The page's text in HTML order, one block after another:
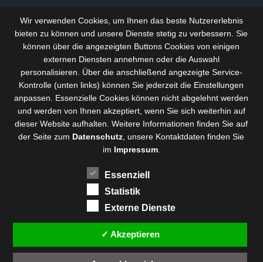
Wir verwenden Cookies, um Ihnen das beste Nutzererlebnis
bieten zu können und unsere Dienste stetig zu verbessern . Sie
können über die angezeigten Buttons Cookies von einigen
externen Diensten annehmen oder die Auswahl
personalisieren. Über die anschließend angezeigte Service-
Kontrolle (unten links) können Sie jederzeit die Einstellungen
anpassen. Essenzielle Cookies können nicht abgelehnt werden
und werden von Ihnen akzeptiert, wenn Sie sich weiterhin auf
dieser Website aufhalten. Weitere Informationen finden Sie auf
der Seite zum Datenschutz , unsere Kontaktdaten finden Sie
im Impressum.
Essenziell
Statistik
Externe Dienste
✓ Akzeptieren